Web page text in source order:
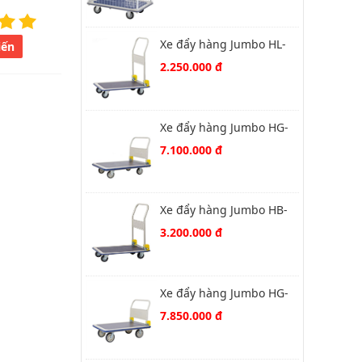
Xe đẩy hàng Jumbo HL-
110C
2.250.000 đ
Xe đẩy hàng Jumbo HG-
310C
7.100.000 đ
Xe đẩy hàng Jumbo HB-
210C
3.200.000 đ
Xe đẩy hàng Jumbo HG-
510C
7.850.000 đ